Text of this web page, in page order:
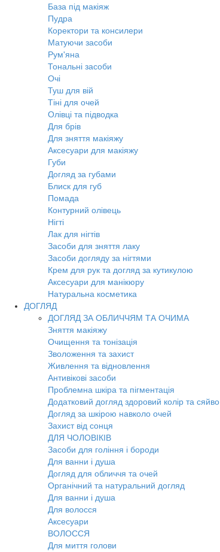
База під макіяж
Пудра
Коректори та консилери
Матуючи засоби
Рум'яна
Тональні засоби
Очі
Туш для вій
Тіні для очей
Олівці та підводка
Для брів
Для зняття макіяжу
Аксесуари для макіяжу
Губи
Догляд за губами
Блиск для губ
Помада
Контурний олівець
Нігті
Лак для нігтів
Засоби для зняття лаку
Засоби догляду за нігтями
Крем для рук та догляд за кутикулою
Аксесуари для манікюру
Натуральна косметика
ДОГЛЯД
ДОГЛЯД ЗА ОБЛИЧЧЯМ ТА ОЧИМА
Зняття макіяжу
Очищення та тонізація
Зволоження та захист
Живлення та відновлення
Антивікові засоби
Проблемна шкіра та пігментація
Додатковий догляд здоровий колір та сяйво
Догляд за шкірою навколо очей
Захист від сонця
ДЛЯ ЧОЛОВІКІВ
Засоби для гоління і бороди
Для ванни і душа
Догляд для обличчя та очей
Органічний та натуральний догляд
Для ванни і душа
Для волосся
Аксесуари
ВОЛОССЯ
Для миття голови